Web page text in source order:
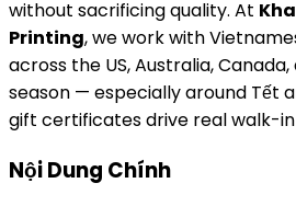
without sacrificing quality. At
Printing, we work with
across the US, Australia,
season — especially around Tết
gift certificates drive real walk-
Nội Dung Chính